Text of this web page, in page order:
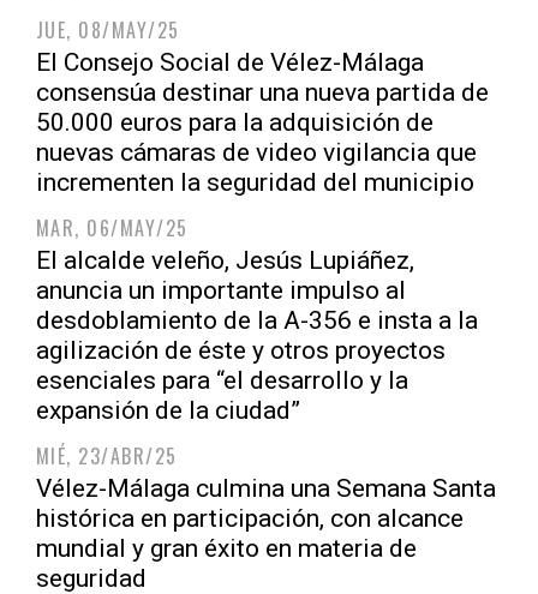
JUE, 08/MAY/25
El Consejo Social de Vélez-Málaga
consensúa destinar una nueva partida de
50.000 euros para la adquisición de
nuevas cámaras de video vigilancia que
incrementen la seguridad del municipio
MAR, 06/MAY/25
El alcalde veleño, Jesús Lupiáñez,
anuncia un importante impulso al
desdoblamiento de la A-356 e insta a la
agilización de éste y otros proyectos
esenciales para “el desarrollo y la
expansión de la ciudad”
MIÉ, 23/ABR/25
Vélez-Málaga culmina una Semana Santa
histórica en participación, con alcance
mundial y gran éxito en materia de
seguridad